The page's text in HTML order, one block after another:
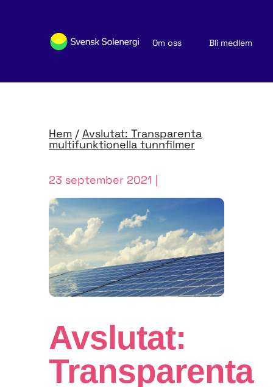
Om oss
Bli medlem
Nyheter och publikationer
Hem / Avslutat: Transparenta
multifunktionella tunnfilmer
23 september 2021 |
Avslutat:
Transparenta